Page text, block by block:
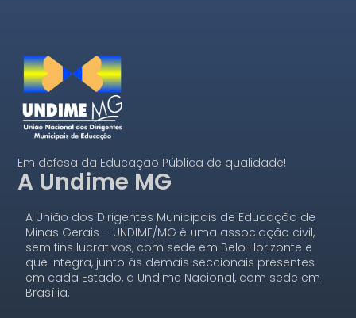
Em defesa da Educação Pública de qualidade!
A Undime MG
A União dos Dirigentes Municipais de Educação de
Minas Gerais – UNDIME/MG é uma associação civil,
sem fins lucrativos, com sede em Belo Horizonte e
que integra, junto às demais seccionais presentes
em cada Estado, a Undime Nacional, com sede em
Brasília.